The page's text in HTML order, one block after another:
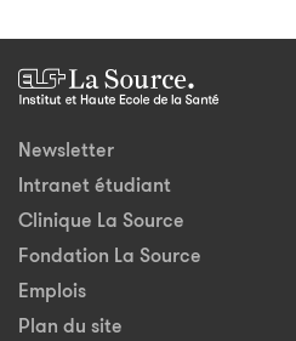
Newsletter
Intranet étudiant
Clinique La Source
Fondation La Source
Emplois
Plan du site